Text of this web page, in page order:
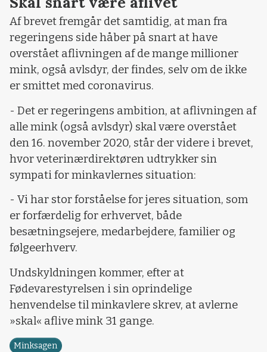
Af brevet fremgår det samtidig, at man fra
regeringens side håber på snart at have
overstået aflivningen af de mange millioner
mink, også avlsdyr, der findes, selv om de ikke
er smittet med coronavirus.
- Det er regeringens ambition, at aflivningen af
alle mink (også avlsdyr) skal være overstået
den 16. november 2020, står der videre i brevet,
hvor veterinærdirektøren udtrykker sin
sympati for minkavlernes situation:
- Vi har stor forståelse for jeres situation, som
er forfærdelig for erhvervet, både
besætningsejere, medarbejdere, familier og
følgeerhverv.
Undskyldningen kommer, efter at
Fødevarestyrelsen i sin oprindelige
henvendelse til minkavlere skrev, at avlerne
»skal« aflive mink 31 gange.
Minksagen